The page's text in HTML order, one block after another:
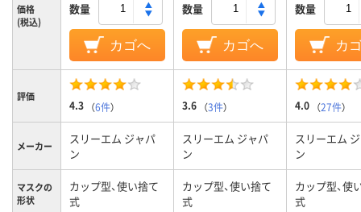
価格
(税込)
数量
カゴへ
数量
カゴへ
数量
カ
評価
4.3 （6件） 3.6 （3件） 4.0 （27件）
メーカー
スリーエム ジャパ
ン
スリーエム ジャパ
ン
スリーエム
ン
マスクの
形状
カップ型、使い捨て
式
カップ型、使い捨て
式
カップ型、使
式